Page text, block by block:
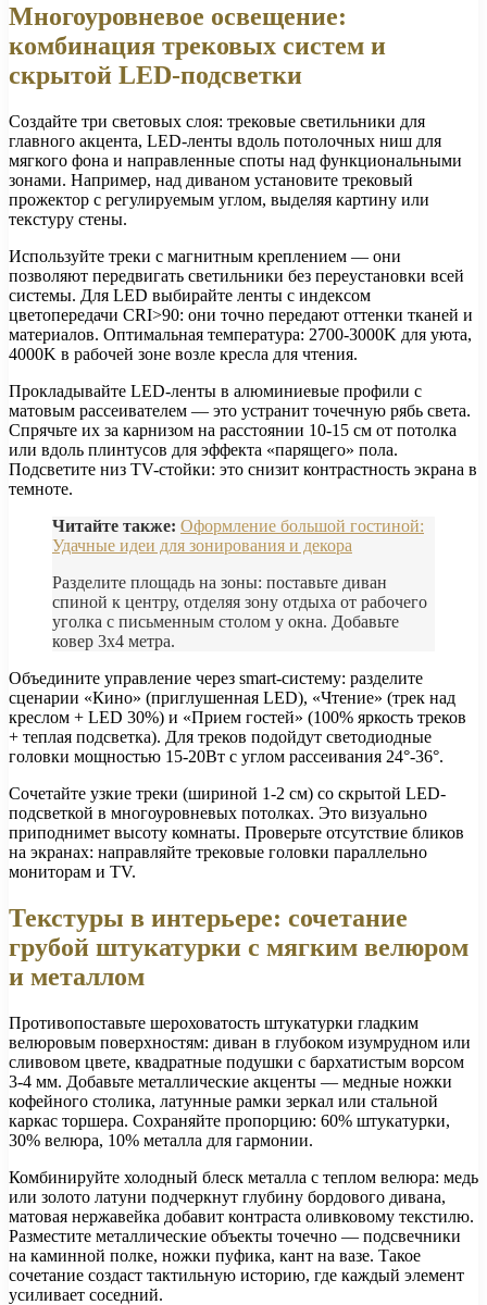
Многоуровневое освещение:
комбинация трековых систем и
скрытой LED-подсветки
Создайте три световых слоя: трековые светильники для
главного акцента, LED-ленты вдоль потолочных ниш для
мягкого фона и направленные споты над функциональными
зонами. Например, над диваном установите трековый
прожектор с регулируемым углом, выделяя картину или
текстуру стены.
Используйте треки с магнитным креплением — они
позволяют передвигать светильники без переустановки всей
системы. Для LED выбирайте ленты с индексом
цветопередачи CRI>90: они точно передают оттенки тканей и
материалов. Оптимальная температура: 2700-3000K для уюта,
4000K в рабочей зоне возле кресла для чтения.
Прокладывайте LED-ленты в алюминиевые профили с
матовым рассеивателем — это устранит точечную рябь света.
Спрячьте их за карнизом на расстоянии 10-15 см от потолка
или вдоль плинтусов для эффекта «парящего» пола.
Подсветите низ TV-стойки: это снизит контрастность экрана в
темноте.
Читайте также: Оформление большой гостиной:
Удачные идеи для зонирования и декора
Разделите площадь на зоны: поставьте диван
спиной к центру, отделяя зону отдыха от рабочего
уголка с письменным столом у окна. Добавьте
ковер 3х4 метра.
Объедините управление через smart-систему: разделите
сценарии «Кино» (приглушенная LED), «Чтение» (трек над
креслом + LED 30%) и «Прием гостей» (100% яркость треков
+ теплая подсветка). Для треков подойдут светодиодные
головки мощностью 15-20Вт с углом рассеивания 24°-36°.
Сочетайте узкие треки (шириной 1-2 см) со скрытой LED-
подсветкой в многоуровневых потолках. Это визуально
приподнимет высоту комнаты. Проверьте отсутствие бликов
на экранах: направляйте трековые головки параллельно
мониторам и TV.
Текстуры в интерьере: сочетание
грубой штукатурки с мягким велюром
и металлом
Противопоставьте шероховатость штукатурки гладким
велюровым поверхностям: диван в глубоком изумрудном или
сливовом цвете, квадратные подушки с бархатистым ворсом
3-4 мм. Добавьте металлические акценты — медные ножки
кофейного столика, латунные рамки зеркал или стальной
каркас торшера. Сохраняйте пропорцию: 60% штукатурки,
30% велюра, 10% металла для гармонии.
Комбинируйте холодный блеск металла с теплом велюра: медь
или золото латуни подчеркнут глубину бордового дивана,
матовая нержавейка добавит контраста оливковому текстилю.
Разместите металлические объекты точечно — подсвечники
на каминной полке, ножки пуфика, кант на вазе. Такое
сочетание создаст тактильную историю, где каждый элемент
усиливает соседний.